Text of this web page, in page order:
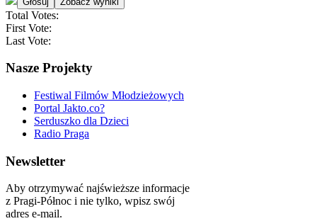
Total Votes:
First Vote:
Last Vote:
Nasze Projekty
Festiwal Filmów Młodzieżowych
Portal Jakto.co?
Serduszko dla Dzieci
Radio Praga
Newsletter
Aby otrzymywać najświeższe informacje
z Pragi-Północ i nie tylko, wpisz swój
adres e-mail.